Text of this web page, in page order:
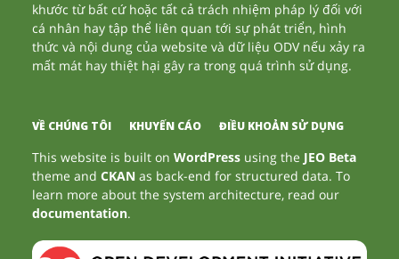
khước từ bất cứ hoặc tất cả trách nhiệm pháp lý đối với
cá nhân hay tập thể liên quan tới sự phát triển, hình
thức và nội dung của website và dữ liệu ODV nếu xảy ra
mất mát hay thiệt hại gây ra trong quá trình sử dụng.
VỀ CHÚNG TÔI KHUYẾN CÁO ĐIỀU KHOẢN SỬ DỤNG
This website is built onWordPress using the JEO Beta
theme andCKAN as back-end for structured data. To
learn more about the system architecture, read our
documentation.